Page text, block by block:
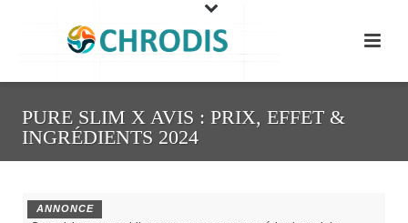
PURE SLIM X AVIS : PRIX, EFFET &
INGRÉDIENTS 2024
ANNONCE